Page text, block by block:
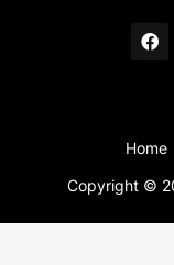
Copyright ©
Home